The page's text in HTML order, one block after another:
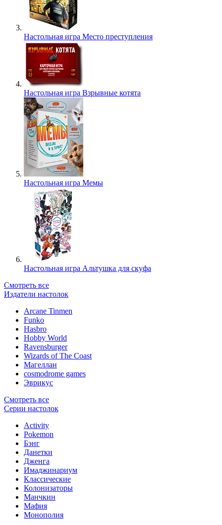
Настольная игра Место преступления
Настольная игра Взрывные котята
Настольная игра Мемы
Настольная игра Альтушка для скуфа
Смотреть все
Издатели настолок
Arcane Tinmen
Funko
Hasbro
Hobby World
Ravensburger
Wizards of The Coast
Магеллан
сosmodrome games
Эврикус
Смотреть все
Серии настолок
Activity
Pokemon
Бэнг
Данетки
Дженга
Имаджинариум
Классические
Колонизаторы
Манчкин
Мафия
Монополия